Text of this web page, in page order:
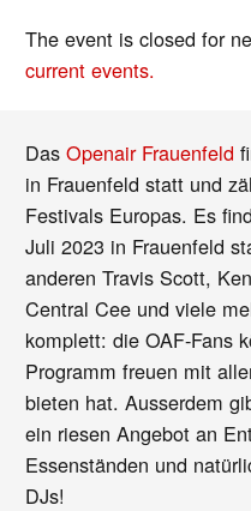
The event is closed for
current events.
DasOpenair Frauenfeld
in Frauenfeld statt und
Festivals Europas. Es
Juli 2023 in Frauenfeld
anderen Travis Scott,
Central Cee und viele
komplett: die OAF-Fans
Programm freuen mit
bieten hat. Ausserdem
ein riesen Angebot an
Essenständen und
DJs!